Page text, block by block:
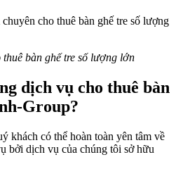
bàn ghế tre số lượng lớn
dịch vụ cho thuê bàn
Group?
khách có thể hoàn toàn yên tâm về
bởi dịch vụ của chúng tôi sở hữu